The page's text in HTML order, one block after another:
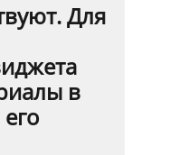
Для
в